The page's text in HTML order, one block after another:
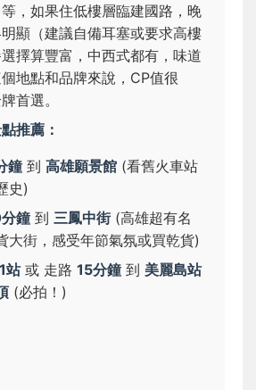
，如果住低樓層臨建國路，晚
明顯（建議自備耳塞或要求高樓
擇算豐富，中西式都有，味道
地點和品牌來說，CP值很
首選。
推薦：
鐘到 高雄願景館 (看舊火車站
史)
鐘到 三鳳中街(高雄超有名
大街，感受年節氣氛或買乾貨)
1站或 走路 15分鐘到 美麗島站
(必拍！)